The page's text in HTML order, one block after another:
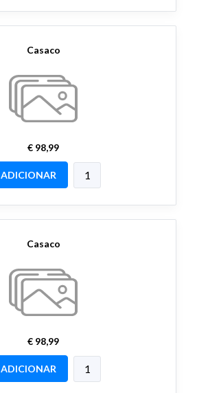
Casaco
€ 98,99
ADICIONAR
Casaco
€ 98,99
ADICIONAR